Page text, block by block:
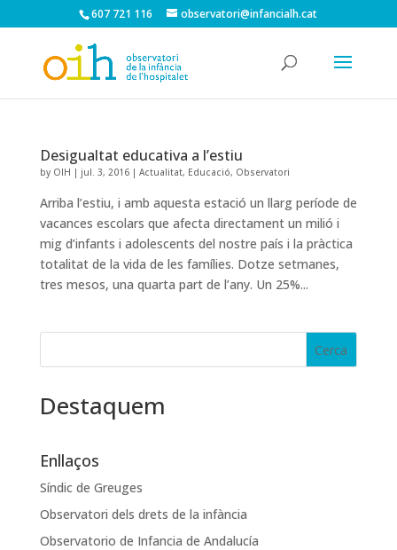
607 721 116 observatori@infancialh.cat
Desigualtat educativa a l’estiu
by OIH | jul. 3, 2016| Actualitat, Educació, Observatori
Arriba l’estiu, i amb aquesta estació un llarg període de
vacances escolars que afecta directament un milió i
mig d’infants i adolescents del nostre país i la pràctica
totalitat de la vida de les famílies. Dotze setmanes,
tres mesos, una quarta part de l’any. Un 25%...
Destaquem
Enllaços
Síndic de Greuges
Observatori dels drets de la infància
Observatorio de Infancia de Andalucía